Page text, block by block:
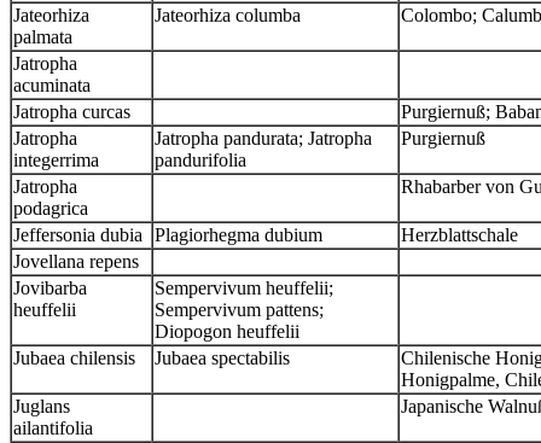
Jateorhiza
palmata
Jateorhiza columba Colombo;
Jatropha
acuminata
Jatropha curcas
Purgiernuß;
Jatropha
integerrima
Jatropha pandurata; Jatropha
pandurifolia
Purgiernuß
Jatropha
podagrica
Rhabarber von
Jeffersonia dubia Plagiorhegma dubium
Herzblattschale
Jovellana repens
Jovibarba
heuffelii
Sempervivum heuffelii;
Sempervivum pattens;
Diopogon heuffelii
Jubaea chilensis
Jubaea spectabilis
Chilenische
Honigpalme,
Juglans
ailantifolia
Japanische